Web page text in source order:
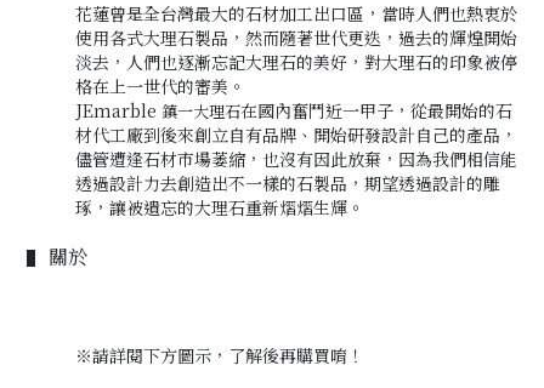
花蓮曾是全台灣最大的石材加工出口區，當時人們也熱衷於
使用各式大理石製品，然而隨著世代更迭，過去的輝煌開始
淡去，人們也逐漸忘記大理石的美好 ， 對大理石的印象被停
格在上一世代的審美。
JEmarble 鎮一大理石在國內奮鬥近一甲子 ， 從最開始的石
材代工廠到後來創立自有品牌、開始研發設計自己的產品 ，
儘管遭逢石材市場萎縮 ， 也沒有因此放棄 ， 因為我們相信能
透過設計力去創造出不一樣的石製品 ， 期望透過設計的雕
琢 ， 讓被遺忘的大理石重新熠熠生輝。
▌ 關於
※請詳閱下方圖示， 了解後再購買唷！